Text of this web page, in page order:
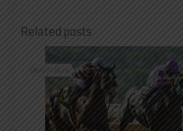
Related posts
08/07/2026